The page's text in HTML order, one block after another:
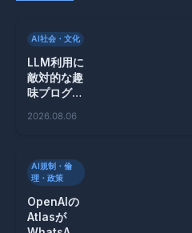
AI社会・文化
LLM利用に
敵対的な趣
味プログラ
ュニティの
2026.08.06
AI規制・倫
理・政策
OpenAIの
Atlasが